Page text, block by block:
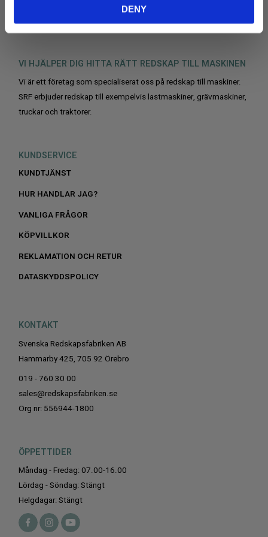
DENY
VI HJÄLPER DIG HITTA RÄTT REDSKAP TILL MASKINEN
Vi är ett företag som specialiserat oss på redskap till maskiner.
SRF erbjuder redskap till exempelvis lastmaskiner, grävmaskiner,
truckar och traktorer.
KUNDSERVICE
KUNDTJÄNST
HUR HANDLAR JAG?
VANLIGA FRÅGOR
KÖPVILLKOR
REKLAMATION OCH RETUR
DATASKYDDSPOLICY
KONTAKT
Svenska Redskapsfabriken AB
Hammarby 425, 705 92 Örebro
019 - 760 30 00
sales@redskapsfabriken.se
Org nr: 556944-1800
ÖPPETTIDER
Måndag - Fredag: 07.00-16.00
Lördag - Söndag: Stängt
Helgdagar: Stängt